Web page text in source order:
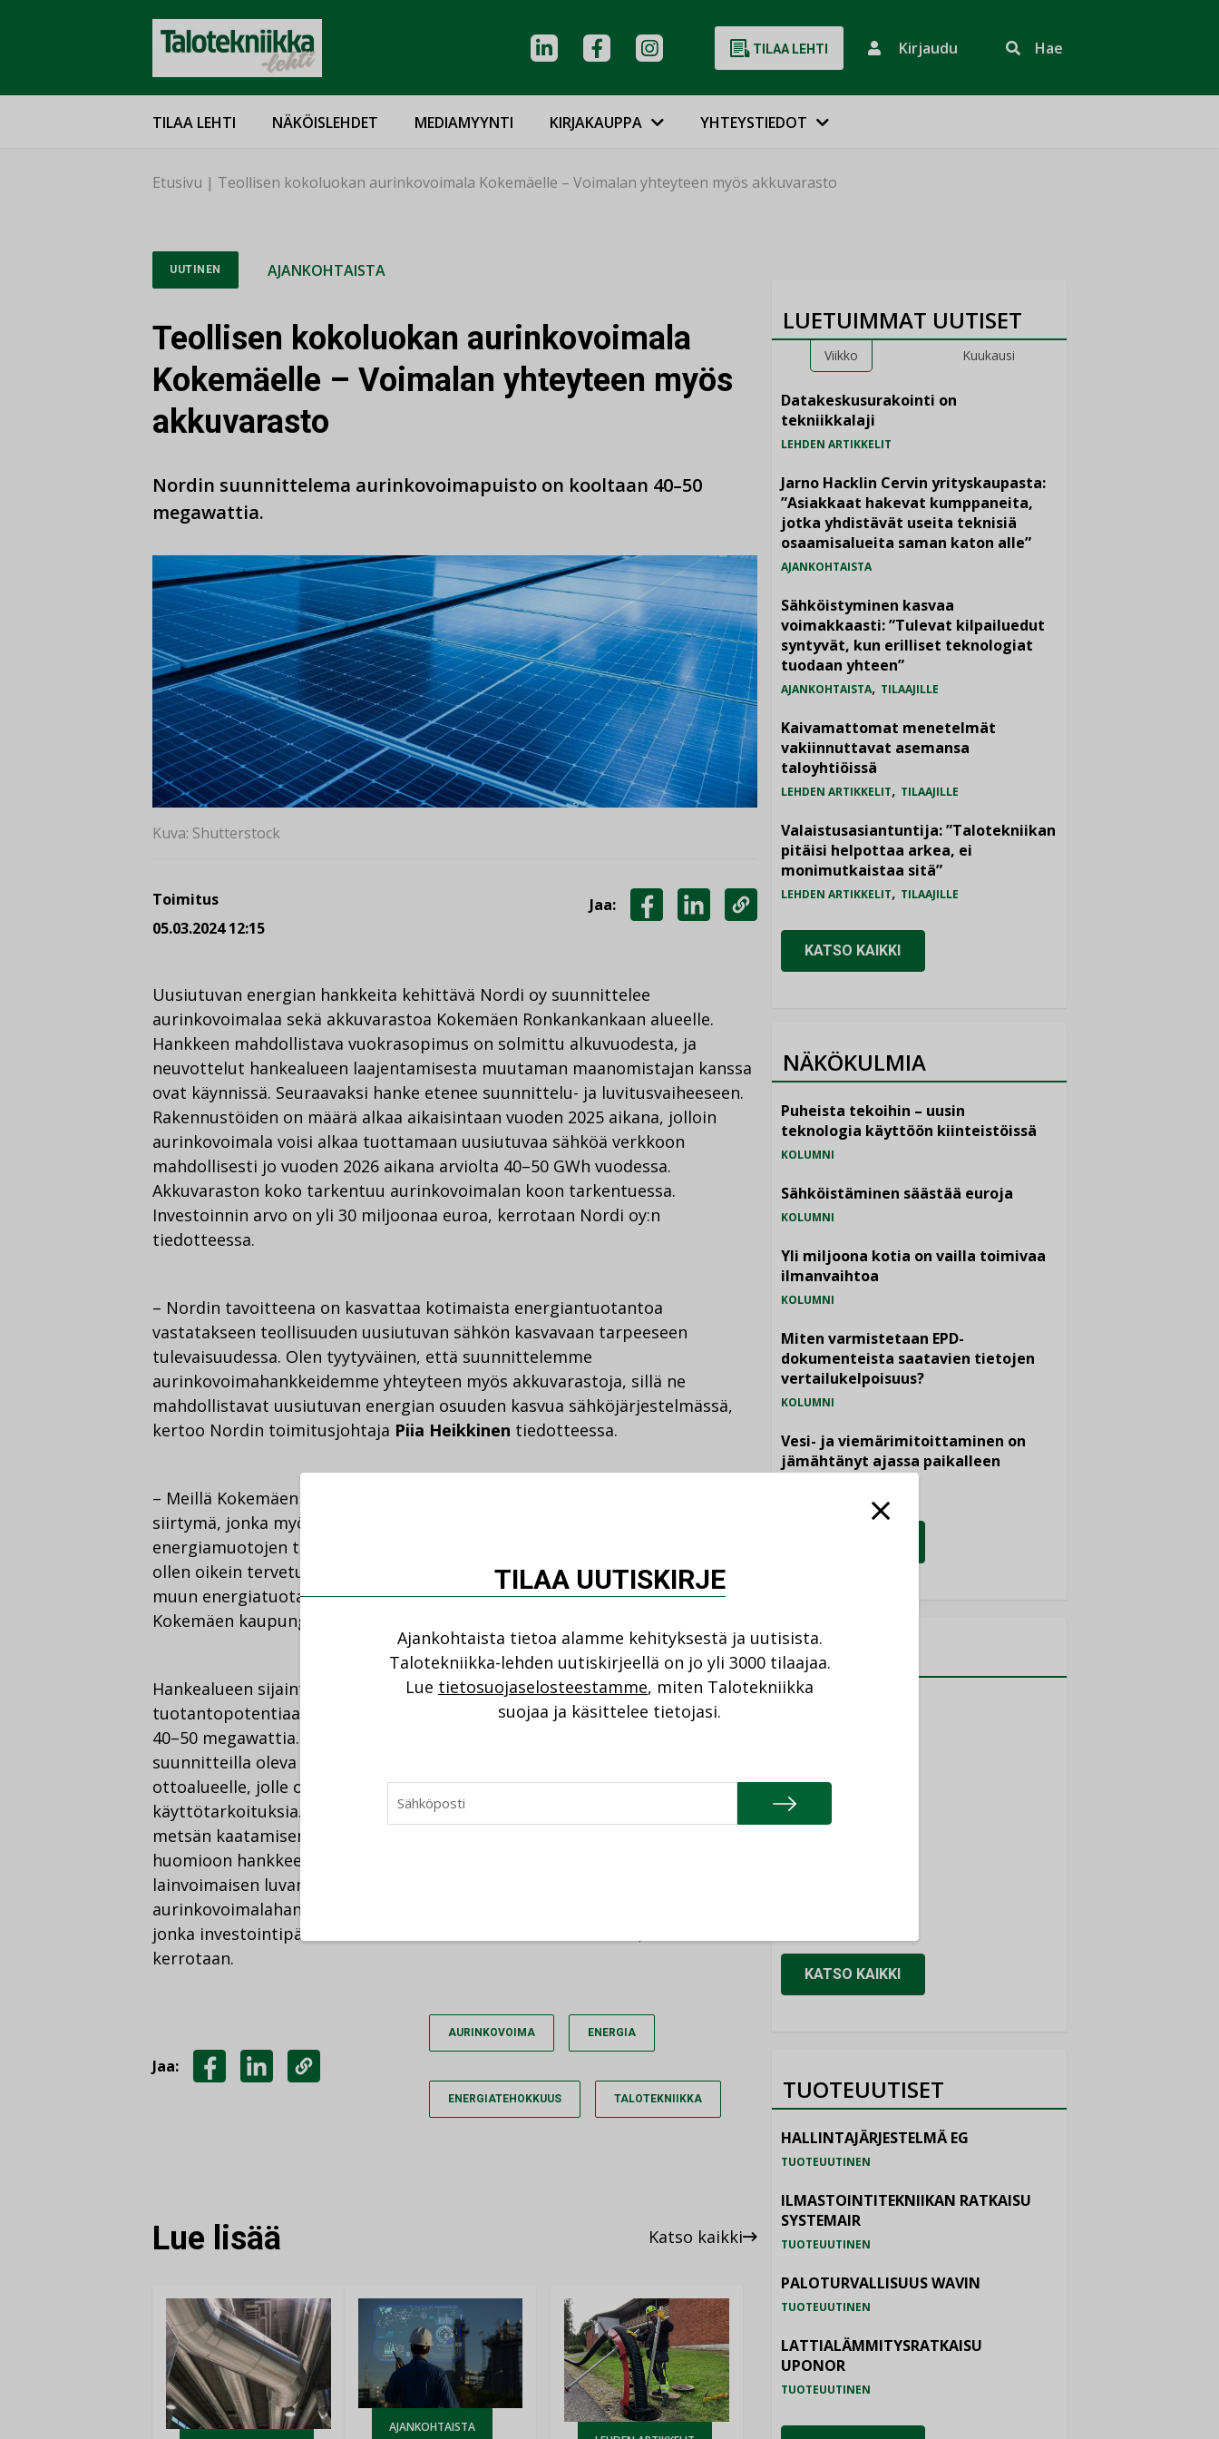
TILAA LEHTI Kirjaudu Hae
TILAA LEHTI NÄKÖISLEHDET MEDIAMYYNTI KIRJAKAUPPA YHTEYSTIEDOT
Etusivu | Teollisen kokoluokan aurinkovoimala Kokemäelle – Voimalan yhteyteen myös akkuvarasto
UUTINEN AJANKOHTAISTA
Teollisen kokoluokan aurinkovoimala
Kokemäelle – Voimalan yhteyteen myös
akkuvarasto
Nordin suunnittelema aurinkovoimapuisto on kooltaan 40–50
megawattia.
Kuva: Shutterstock
Toimitus
05.03.2024 12:15
Jaa:
LINKEDINISSÄ
KOPIOI
Uusiutuvan energian hankkeita kehittävä Nordi oy suunnittelee
aurinkovoimalaa sekä akkuvarastoa Kokemäen Ronkankankaan alueelle.
Hankkeen mahdollistava vuokrasopimus on solmittu alkuvuodesta, ja
neuvottelut hankealueen laajentamisesta muutaman maanomistajan kanssa
ovat käynnissä. Seuraavaksi hanke etenee suunnittelu- ja luvitusvaiheeseen.
Rakennustöiden on määrä alkaa aikaisintaan vuoden 2025 aikana, jolloin
aurinkovoimala voisi alkaa tuottamaan uusiutuvaa sähköä verkkoon
mahdollisesti jo vuoden 2026 aikana arviolta 40–50 GWh vuodessa.
Akkuvaraston koko tarkentuu aurinkovoimalan koon tarkentuessa.
Investoinnin arvo on yli 30 miljoonaa euroa, kerrotaan Nordi oy:n
tiedotteessa.
– Nordin tavoitteena on kasvattaa kotimaista energiantuotantoa
vastatakseen teollisuuden uusiutuvan sähkön kasvavaan tarpeeseen
tulevaisuudessa. Olen tyytyväinen, että suunnittelemme
aurinkovoimahankkeidemme yhteyteen myös akkuvarastoja, sillä ne
mahdollistavat uusiutuvan energian osuuden kasvua sähköjärjestelmässä,
kertoo Nordin toimitusjohtaja Piia Heikkinen tiedotteessa.
– Meillä Kokemäen kaupungin yksi strateginen painopistealue on vihreä
siirtymä, jonka myötä tavoitteemme on edesauttaa esimerkiksi vihreiden
energiamuotojen tuottamista Kokemäen alueella. Aurinkovoimala on näin
ollen oikein tervetullut Kokemäelle, joka pitkällä tähtäimellä myös palvelee
muun energiatuotannon ohella suunnitteilla olevia teollisia hankkeita, sanoo
Kokemäen kaupunginjohtaja Teemu Nieminen tiedotteessa.
Hankealueen sijainti on aurinkosäteilyn kannalta suotuisa, joten sillä on hyvä
tuotantopotentiaali. Nordin suunnittelema aurinkovoimapuisto on kooltaan
40–50 megawattia. Sen pinta-ala on noin 40–50 hehtaaria. Ronkankankaalle
suunnitteilla oleva aurinkovoimala sijoittuu entiselle maa-ainesten
ottoalueelle, jolle on rajallisesti löydettävissä muita uusia
käyttötarkoituksia. Nordi voi siten minimoida esimerkiksi luonnontilaisen
metsän kaatamisen. Ronkankangas on pohjavesialuetta, joka otetaan
huomioon hankkeen suunnittelun alkuvaiheista lähtien. Nordi on saanut jo
lainvoimaisen luvan ensimmäiselle teollisen kokoluokan
aurinkovoimalahankkeelleen Kristiinankaupungissa sijaitsevassa Lållbyssä,
jonka investointipäätös on määrä tehdä tämän vuoden aikana, tiedotteessa
kerrotaan.
Jaa:
AURINKOVOIMA ENERGIA
ENERGIATEHOKKUUS TALOTEKNIIKKA
Lue lisää Katso kaikki
AJANKOHTAISTA
LUETUIMMAT UUTISET
Viikko Kuukausi
Datakeskusurakointi on
tekniikkalaji
LEHDEN ARTIKKELIT
Jarno Hacklin Cervin yrityskaupasta:
”Asiakkaat hakevat kumppaneita,
jotka yhdistävät useita teknisiä
osaamisalueita saman katon alle”
AJANKOHTAISTA
Sähköistyminen kasvaa
voimakkaasti: ”Tulevat kilpailuedut
syntyvät, kun erilliset teknologiat
tuodaan yhteen”
AJANKOHTAISTA, TILAAJILLE
Kaivamattomat menetelmät
vakiinnuttavat asemansa
taloyhtiöissä
LEHDEN ARTIKKELIT, TILAAJILLE
Valaistusasiantuntija: ”Talotekniikan
pitäisi helpottaa arkea, ei
monimutkaistaa sitä”
LEHDEN ARTIKKELIT, TILAAJILLE
KATSO KAIKKI
NÄKÖKULMIA
Puheista tekoihin – uusin
teknologia käyttöön kiinteistöissä
KOLUMNI
Sähköistäminen säästää euroja
KOLUMNI
Yli miljoona kotia on vailla toimivaa
ilmanvaihtoa
KOLUMNI
Miten varmistetaan EPD-
dokumenteista saatavien tietojen
vertailukelpoisuus?
KOLUMNI
Vesi- ja viemärimitoittaminen on
jämähtänyt ajassa paikalleen
NIMITYKSET
Granlund Oy
KATSO KAIKKI
TUOTEUUTISET
HALLINTAJÄRJESTELMÄ EG
TUOTEUUTINEN
ILMASTOINTITEKNIIKAN RATKAISU
SYSTEMAIR
TUOTEUUTINEN
PALOTURVALLISUUS WAVIN
TUOTEUUTINEN
LATTIALÄMMITYSRATKAISU
UPONOR
TUOTEUUTINEN
TILAA UUTISKIRJE
Ajankohtaista tietoa alamme kehityksestä ja uutisista.
Talotekniikka-lehden uutiskirjeellä on jo yli 3000 tilaajaa.
Lue tietosuojaselosteestamme, miten Talotekniikka
suojaa ja käsittelee tietojasi.